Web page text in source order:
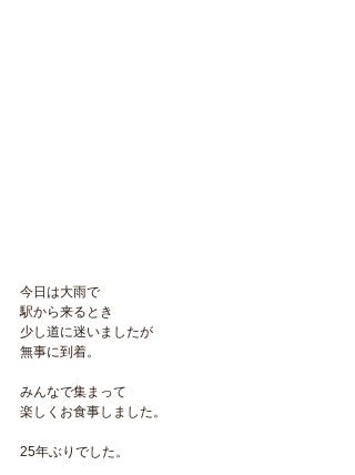
今日は大雨で
駅から来るとき
少し道に迷いましたが
無事に到着。
みんなで集まって
楽しくお食事しました。
25年ぶりでした。